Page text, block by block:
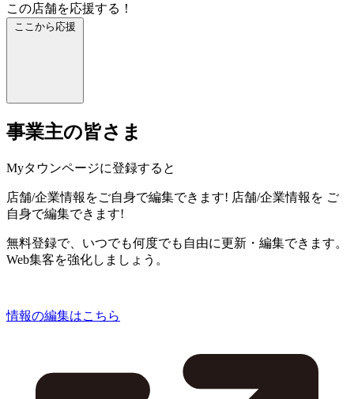
この店舗を応援する！
ここから応援
事業主の皆さま
Myタウンページに登録すると
店舗/企業情報をご自身で編集できます! 店舗/企業情報を ご
自身で編集できます!
無料登録で、いつでも何度でも自由に更新・編集できます。
Web集客を強化しましょう。
情報の編集はこちら